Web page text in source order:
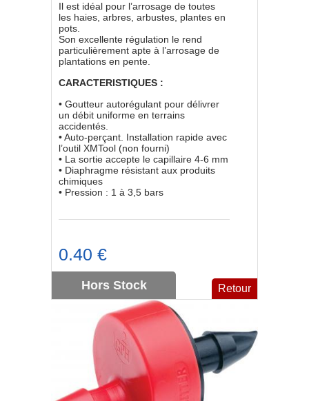
Il est idéal pour l’arrosage de toutes
les haies, arbres, arbustes, plantes en
pots.
Son excellente régulation le rend
particulièrement apte à l’arrosage de
plantations en pente.
CARACTERISTIQUES :
• Goutteur autorégulant pour délivrer
un débit uniforme en terrains
accidentés.
• Auto-perçant. Installation rapide avec
l’outil XMTool (non fourni)
• La sortie accepte le capillaire 4-6 mm
• Diaphragme résistant aux produits
chimiques
• Pression : 1 à 3,5 bars
0.40 €
Hors Stock Retour